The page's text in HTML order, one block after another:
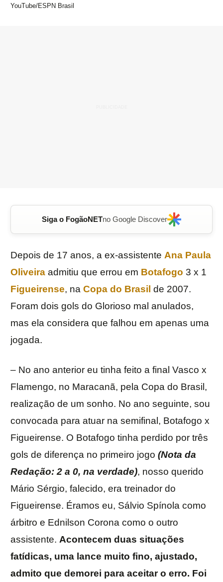
YouTube/ESPN Brasil
Siga o FogãoNETno Google Discover
Depois de 17 anos, a ex-assistente Ana Paula
Oliveira admitiu que errou em Botafogo 3 x 1
Figueirense, na Copa do Brasil de 2007.
Foram dois gols do Glorioso mal anulados,
mas ela considera que falhou em apenas uma
jogada.
– No ano anterior eu tinha feito a final Vasco x
Flamengo, no Maracanã, pela Copa do Brasil,
realização de um sonho. No ano seguinte, sou
convocada para atuar na semifinal, Botafogo x
Figueirense. O Botafogo tinha perdido por três
gols de diferença no primeiro jogo (Nota da
Redação: 2 a 0, na verdade), nosso querido
Mário Sérgio, falecido, era treinador do
Figueirense. Éramos eu, Sálvio Spínola como
árbitro e Ednilson Corona como o outro
assistente. Acontecem duas situações
fatídicas, uma lance muito fino, ajustado,
admito que demorei para aceitar o erro. Foi